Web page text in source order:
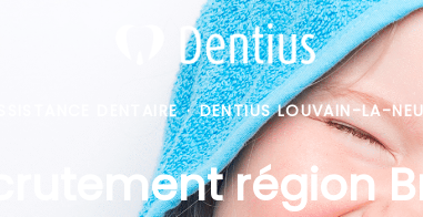
DENTAIRE · DENTIUS LOUVAIN-LA-
région